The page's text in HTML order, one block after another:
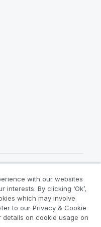
Policies
with our websites
By clicking ‘Ok’,
which may involve
to our Privacy & Cookie
details on cookie usage on